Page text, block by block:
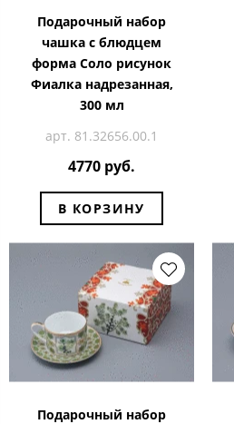
Подарочный набор
чашка с блюдцем
форма Соло рисунок
Фиалка надрезанная,
300 мл
арт. 81.32656.00.1
4770 руб.
В КОРЗИНУ
Подарочный набор